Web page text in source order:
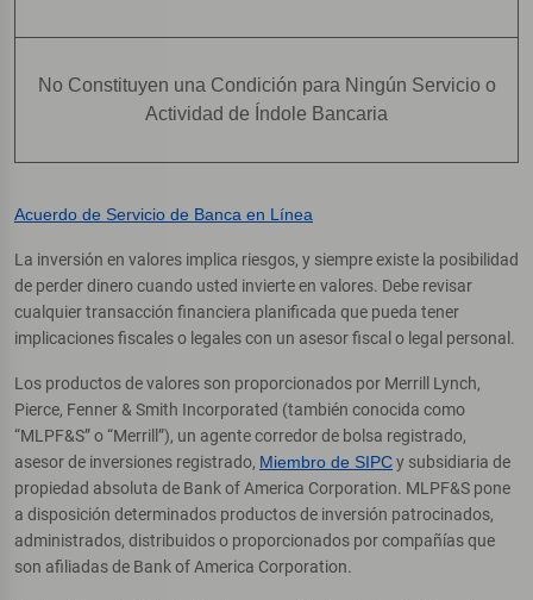
No Constituyen una Condición para Ningún Servicio o
Actividad de Índole Bancaria
Acuerdo de Servicio de Banca en Línea
La inversión en valores implica riesgos, y siempre existe la posibilidad
de perder dinero cuando usted invierte en valores. Debe revisar
cualquier transacción financiera planificada que pueda tener
implicaciones fiscales o legales con un asesor fiscal o legal personal.
Los productos de valores son proporcionados por Merrill Lynch,
Pierce, Fenner & Smith Incorporated (también conocida como
“MLPF&S” o “Merrill”), un agente corredor de bolsa registrado,
asesor de inversiones registrado, Miembro de SIPCy subsidiaria de
propiedad absoluta de Bank of America Corporation. MLPF&S pone
a disposición determinados productos de inversión patrocinados,
administrados, distribuidos o proporcionados por compañías que
son afiliadas de Bank of America Corporation.